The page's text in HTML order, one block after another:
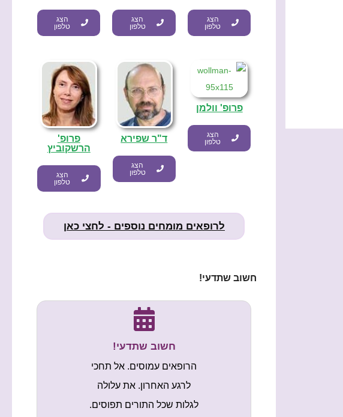
הצג
טלפון
הצג
טלפון
הצג
טלפון
פרופ' וולמן
הצג
טלפון
ד"ר שפירא
הצג
טלפון
פרופ'
הרשקוביץ
הצג
טלפון
לרופאים מומחים נוספים - לחצי כאן
חשוב שתדעי!
חשוב שתדעי!
הרופאים עמוסים. אל תחכי
לרגע האחרון. את עלולה
לגלות שכל התורים תפוסים.